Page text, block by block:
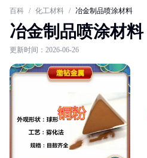
百科 / 化工材料 / 冶金制品喷涂材料
冶金制品喷涂材料
更新时间：2026-06-26